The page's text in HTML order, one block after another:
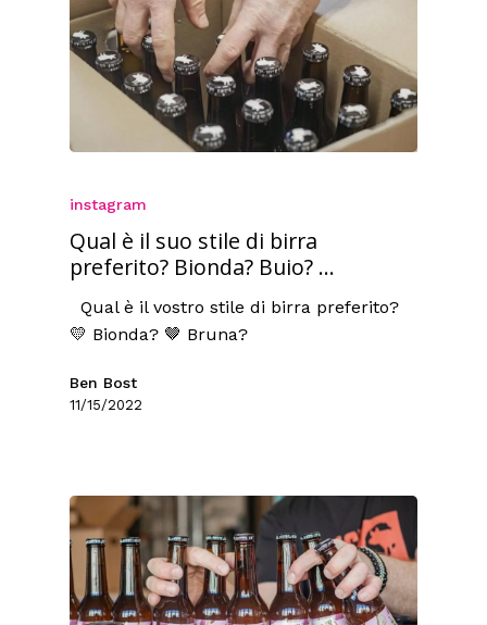
instagram
Qual è il suo stile di birra
preferito? Bionda? Buio? ...
Qual è il vostro stile di birra preferito?
💛 Bionda? 🤎 Bruna?
Ben Bost
11/15/2022